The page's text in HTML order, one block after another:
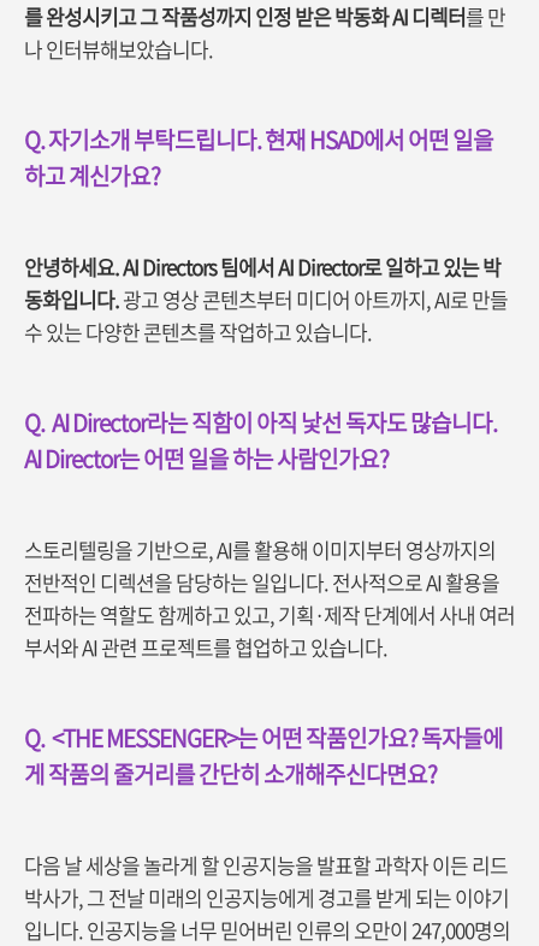
를 완성시키고 그 작품성까지 인정 받은 박동화 AI 디렉터를 만
나 인터뷰해보았습니다.
Q. 자기소개 부탁드립니다. 현재 HSAD에서 어떤 일을
하고 계신가요?
안녕하세요. AI Directors 팀에서 AI Director로 일하고 있는 박
동화입니다.광고 영상 콘텐츠부터 미디어 아트까지, AI로 만들
수 있는 다양한 콘텐츠를 작업하고 있습니다.
Q. AI Director라는 직함이 아직 낯선 독자도 많습니다.
AI Director는 어떤 일을 하는 사람인가요?
스토리텔링을 기반으로, AI를 활용해 이미지부터 영상까지의
전반적인 디렉션을 담당하는 일입니다. 전사적으로 AI 활용을
전파하는 역할도 함께하고 있고, 기획·제작 단계에서 사내 여러
부서와 AI 관련 프로젝트를 협업하고 있습니다.
Q. <THE MESSENGER>는 어떤 작품인가요? 독자들에
게 작품의 줄거리를 간단히 소개해주신다면요?
다음 날 세상을 놀라게 할 인공지능을 발표할 과학자 이든 리드
박사가, 그 전날 미래의 인공지능에게 경고를 받게 되는 이야기
입니다. 인공지능을 너무 믿어버린 인류의 오만이 247,000명의